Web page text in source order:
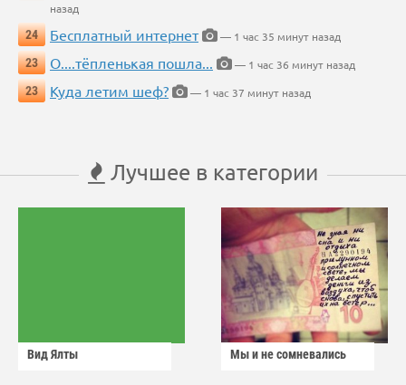
назад
24
Бесплатный интернет
— 1 час 35 минут назад
23
О....тёпленькая пошла...
— 1 час 36 минут назад
23
Куда летим шеф? — 1 час 37 минут назад
Лучшее в категории
Вид Ялты Мы и не сомневались